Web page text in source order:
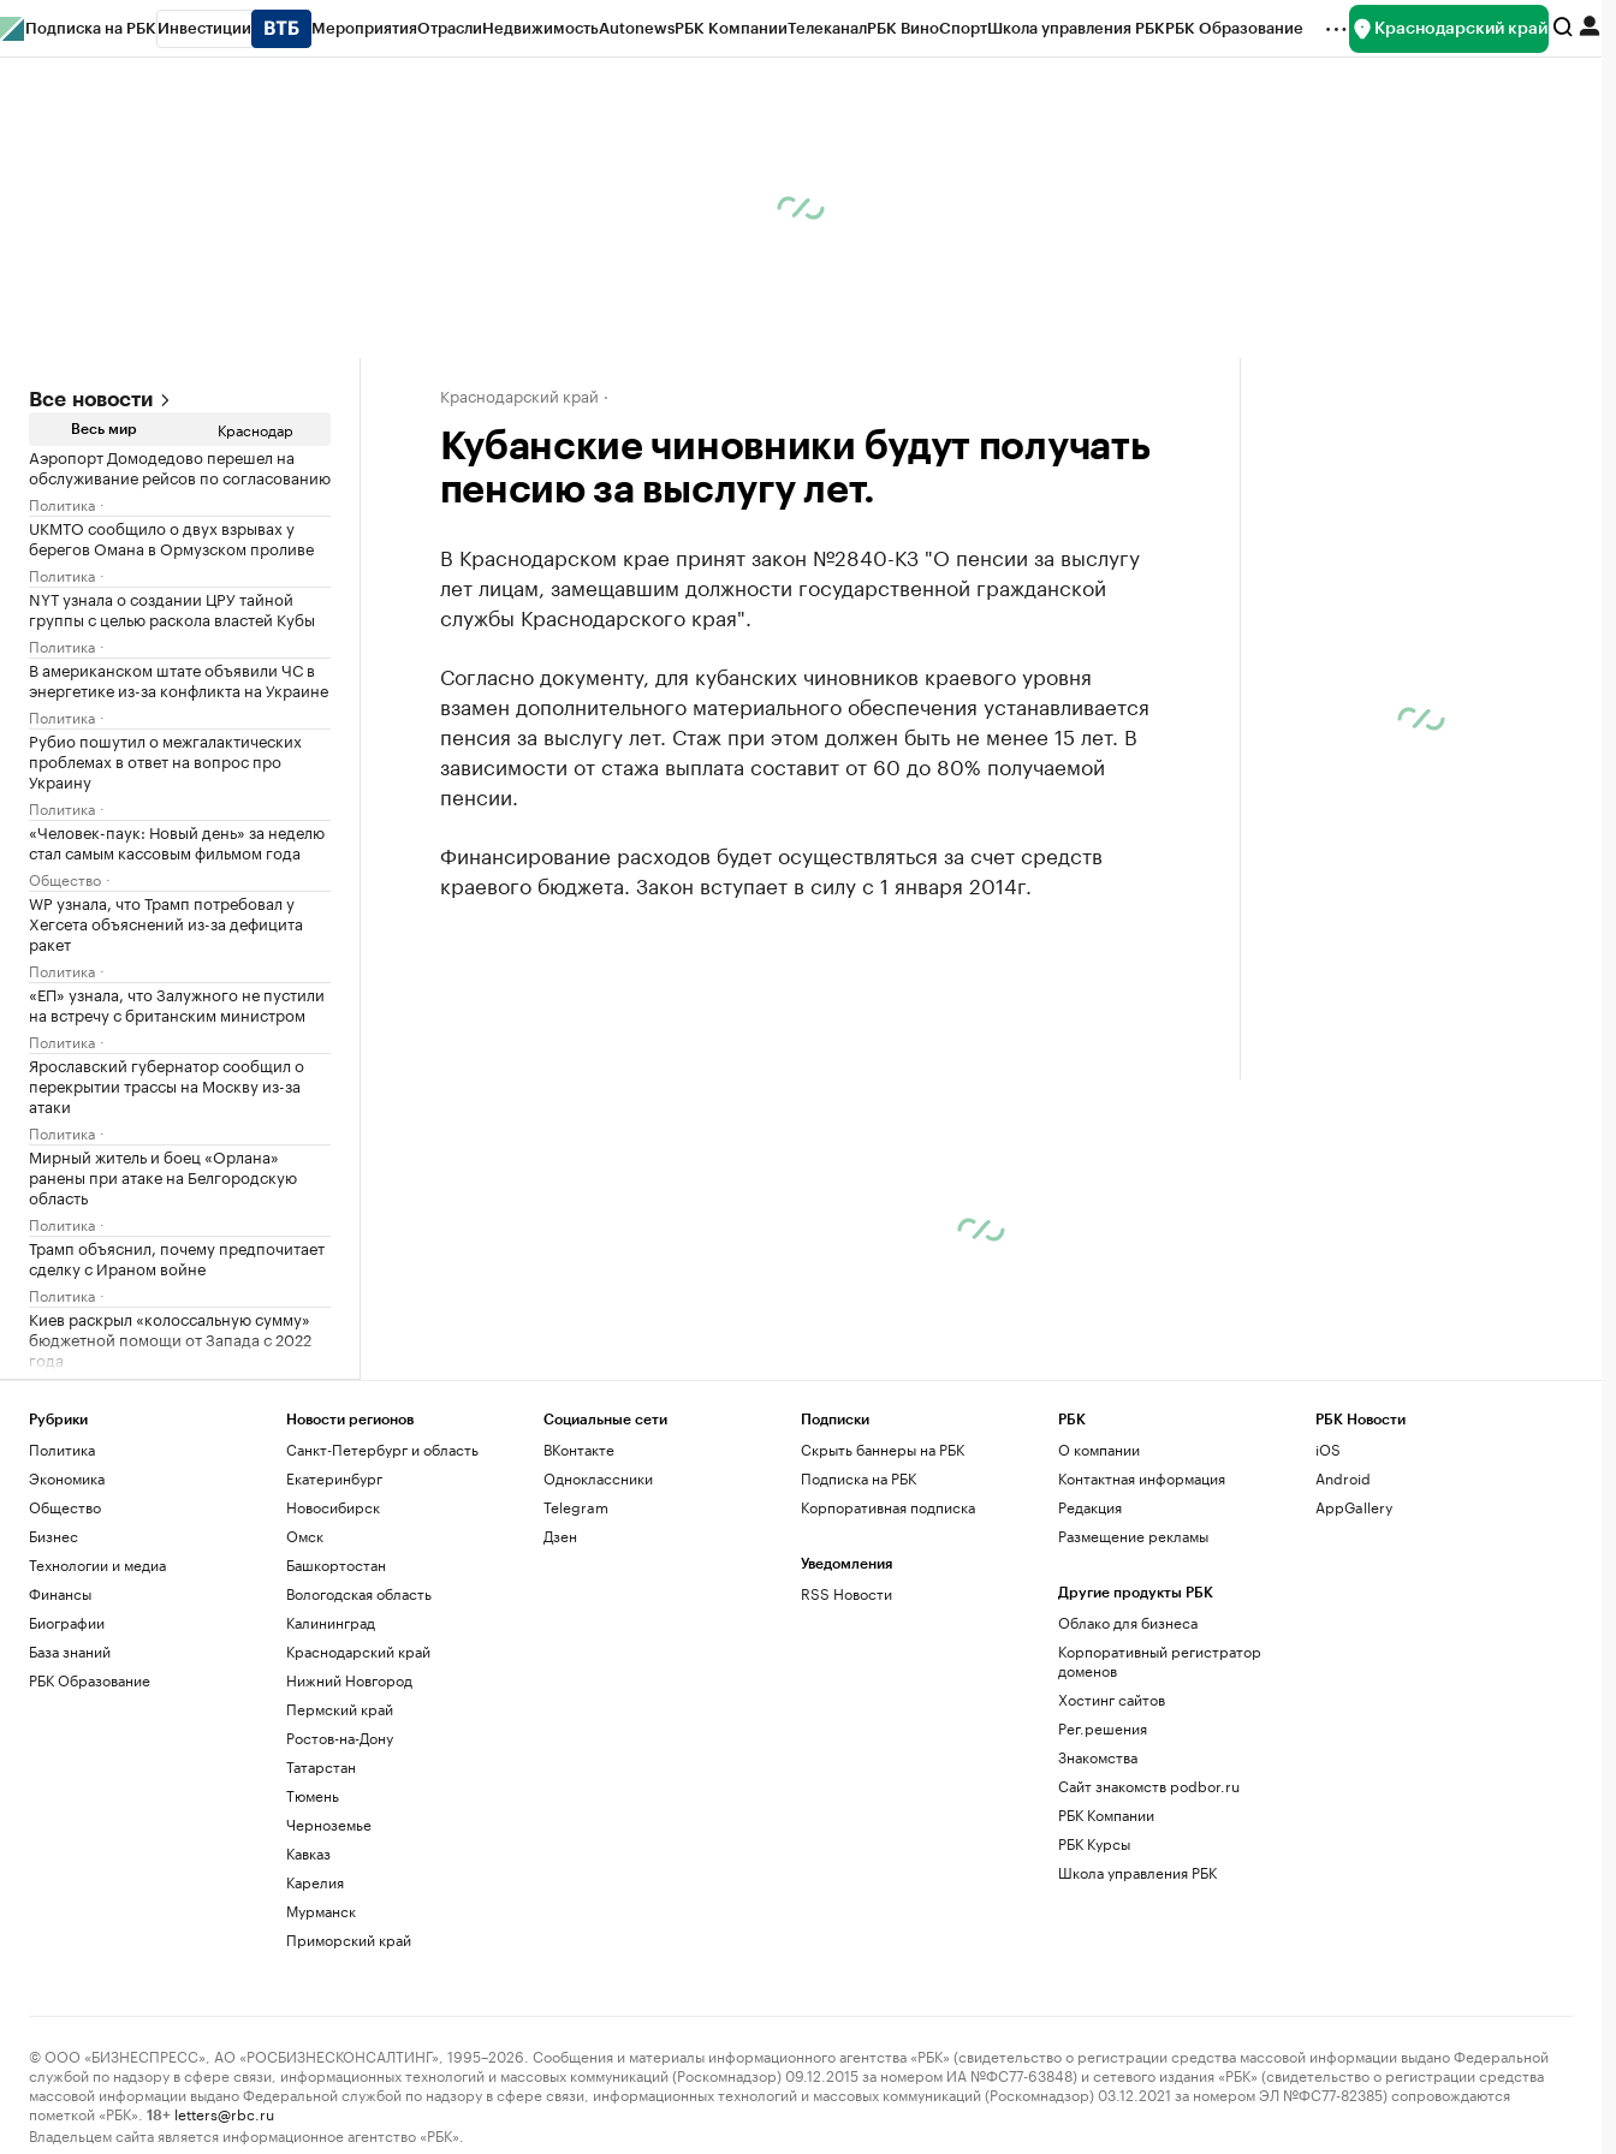
Подписка на РБК Инвестиции МероприятияОтраслиНедвижимостьAutonewsРБК КомпанииТелеканалРБК ВиноСпортШкола управления РБКРБК Образование Краснодарский край
Все новости
Весь мир Краснодар
Аэропорт Домодедово перешел на
обслуживание рейсов по согласованию
Политика
UKMTO сообщило о двух взрывах у
берегов Омана в Ормузском проливе
Политика
NYT узнала о создании ЦРУ тайной
группы с целью раскола властей Кубы
Политика
В американском штате объявили ЧС в
энергетике из-за конфликта на Украине
Политика
Рубио пошутил о межгалактических
проблемах в ответ на вопрос про
Украину
Политика
«Человек-паук: Новый день» за неделю
стал самым кассовым фильмом года
Общество
WP узнала, что Трамп потребовал у
Хегсета объяснений из-за дефицита
ракет
Политика
«ЕП» узнала, что Залужного не пустили
на встречу с британским министром
Политика
Ярославский губернатор сообщил о
перекрытии трассы на Москву из-за
атаки
Политика
Мирный житель и боец «Орлана»
ранены при атаке на Белгородскую
область
Политика
Трамп объяснил, почему предпочитает
сделку с Ираном войне
Политика
Киев раскрыл «колоссальную сумму»
бюджетной помощи от Запада с 2022
года
Политика
Число закрытых за ночь российских
аэропортов выросло до восьми
Политика
Залужный заявил, что Киев исчерпал
ресурс вооружений в конфликте
Политика
300 курян неизвестна после вторжения
Политика
На подлете к Москве сбили три
беспилотника
Политика
В Грузии назвали причину полного
нацбезопасности актрису из сериала
Reuters раскрыл одну из крупнейших
Краснодарский край
Кубанские чиновники будут получать
пенсию за выслугу лет.
В Краснодарском крае принят закон №2840-КЗ "О пенсии за выслугу
лет лицам, замещавшим должности государственной гражданской
службы Краснодарского края".
Согласно документу, для кубанских чиновников краевого уровня
взамен дополнительного материального обеспечения устанавливается
пенсия за выслугу лет. Стаж при этом должен быть не менее 15 лет. В
зависимости от стажа выплата составит от 60 до 80% получаемой
пенсии.
Финансирование расходов будет осуществляться за счет средств
краевого бюджета. Закон вступает в силу с 1 января 2014г.
Рубрики
Политика
Экономика
Общество
Бизнес
Технологии и медиа
Финансы
Биографии
База знаний
РБК Образование
Новости регионов
Санкт-Петербург и область
Екатеринбург
Новосибирск
Омск
Башкортостан
Вологодская область
Калининград
Краснодарский край
Нижний Новгород
Пермский край
Ростов-на-Дону
Татарстан
Тюмень
Черноземье
Кавказ
Карелия
Мурманск
Приморский край
Социальные сети
ВКонтакте
Одноклассники
Telegram
Дзен
Подписки
Скрыть баннеры на РБК
Подписка на РБК
Корпоративная подписка
Уведомления
RSS Новости
РБК
О компании
Контактная информация
Редакция
Размещение рекламы
Другие продукты РБК
Облако для бизнеса
Корпоративный регистратор
доменов
Хостинг сайтов
Рег.решения
Знакомства
Сайт знакомств podbor.ru
РБК Компании
РБК Курсы
Школа управления РБК
РБК Новости
iOS
Android
AppGallery
© ООО «БИЗНЕСПРЕСС», АО «РОСБИЗНЕСКОНСАЛТИНГ», 1995–2026. Сообщения и материалы информационного агентства «РБК» (свидетельство о регистрации средства массовой информации выдано Федеральной
службой по надзору в сфере связи, информационных технологий и массовых коммуникаций (Роскомнадзор) 09.12.2015 за номером ИА №ФС77-63848) и сетевого издания «РБК» (свидетельство о регистрации средства
массовой информации выдано Федеральной службой по надзору в сфере связи, информационных технологий и массовых коммуникаций (Роскомнадзор) 03.12.2021 за номером ЭЛ №ФС77-82385) сопровождаются
пометкой «РБК».
18+ letters@rbc.ru
Владельцем сайта является информационное агентство «РБК».